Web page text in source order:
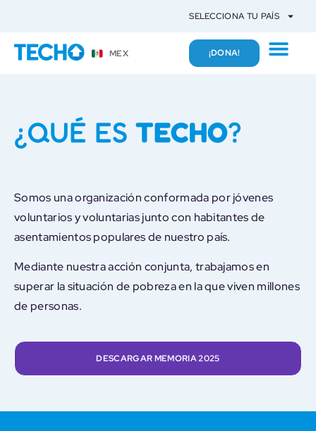
SELECCIONA TU PAÍS
MEX ¡DONA!
¿QUÉ ES TECHO?
Somos una organización conformada por jóvenes
voluntarios y voluntarias junto con habitantes de
asentamientos populares de nuestro país.
Mediante nuestra acción conjunta, trabajamos en
superar la situación de pobreza en la que viven millones
de personas.
DESCARGAR MEMORIA 2025